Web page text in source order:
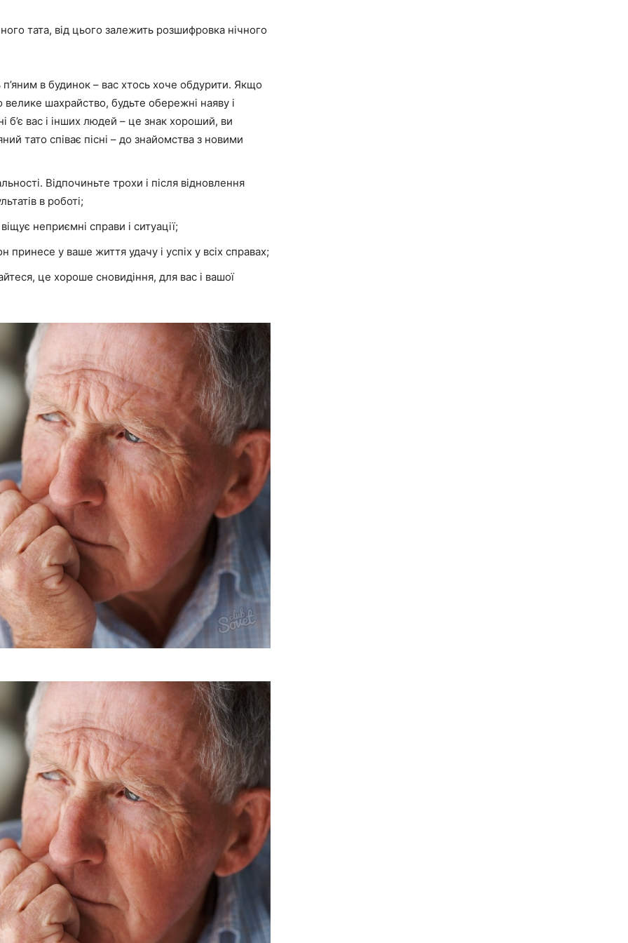
тата, від цього залежить розшифровка нічного
п’яним в будинок – вас хтось хоче обдурити. Якщо
шахрайство, будьте обережні наяву і
б’є вас і інших людей – це знак хороший, ви
тато співає пісні – до знайомства з новими
Відпочиньте трохи і після відновлення
в роботі;
неприємні справи і ситуації;
у ваше життя удачу і успіх у всіх справах;
це хороше сновидіння, для вас і вашої